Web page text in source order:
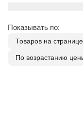
Показывать по: